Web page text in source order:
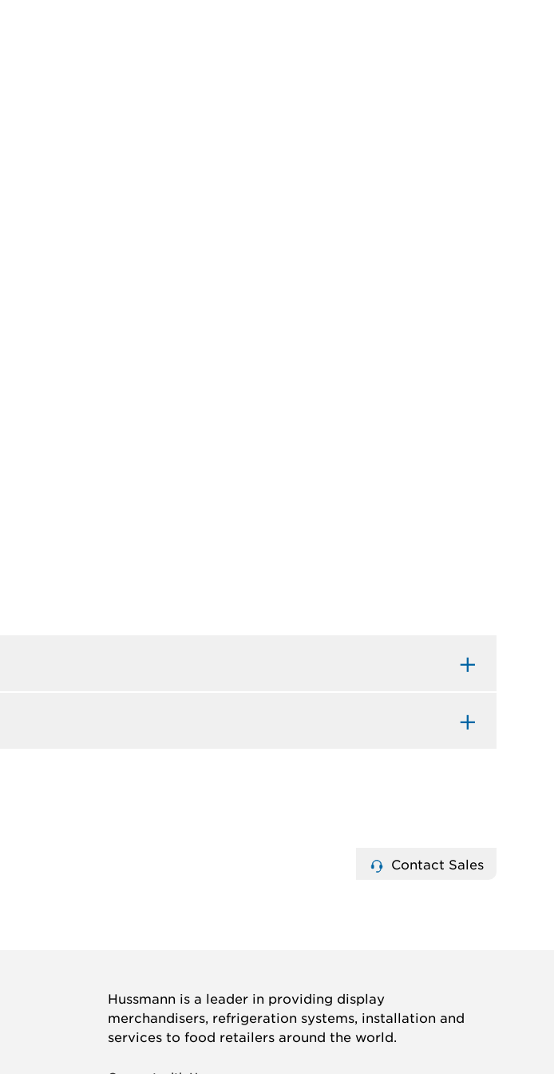
Contact Sales
Hussmann is a leader in providing display
merchandisers, refrigeration systems, installation and
services to food retailers around the world.